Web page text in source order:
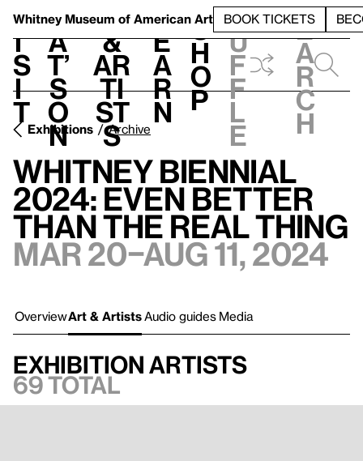
Whitney Museum of American Art BOOK TICKETS
V
i
s
i
t
h
a
t’
s
o
n
t
&
Ar
ti
st
s
L
e
a
r
n
S
h
o
p
h
u
f
f
l
e
e
a
r
c
h
Exhibitions Archive
Whitney Biennial
2024: Even Better
Than the Real Thing
Mar 20–Aug 11, 2024
OverviewArt & Artists Audio guides Media
Exhibition artists
69 total